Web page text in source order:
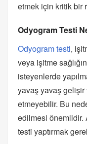
etmek için kritik bir
Odyogram Testi
Odyogram testi,
veya işitme
isteyenlerde
yavaş yavaş
etmeyebilir. Bu
edilmesi önemlidir.
testi yaptırmak